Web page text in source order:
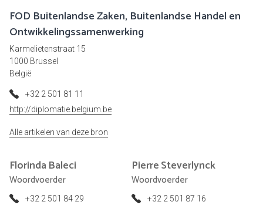
FOD Buitenlandse Zaken, Buitenlandse Handel en
Ontwikkelingssamenwerking
Karmelietenstraat 15
1000 Brussel
België
+32 2 501 81 11
http://diplomatie.belgium.be
Alle artikelen van deze bron
Florinda Baleci
Woordvoerder
+32 2 501 84 29
PierreSteverlynck
Woordvoerder
+32 2 501 87 16